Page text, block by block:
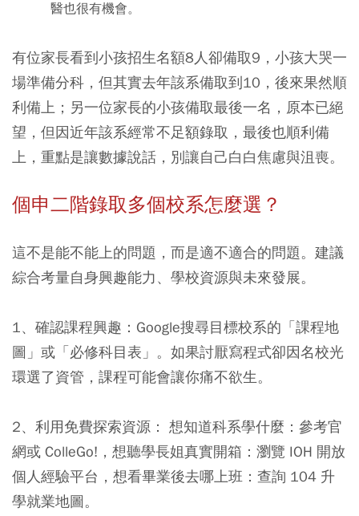
醫也很有機會。
有位家長看到小孩招生名額8人卻備取9，小孩大哭一
場準備分科，但其實去年該系備取到10，後來果然順
利備上；另一位家長的小孩備取最後一名，原本已絕
望，但因近年該系經常不足額錄取，最後也順利備
上，重點是讓數據說話，別讓自己白白焦慮與沮喪。
個申二階錄取多個校系怎麼選？
這不是能不能上的問題，而是適不適合的問題。建議
綜合考量自身興趣能力、學校資源與未來發展。
1、確認課程興趣：Google搜尋目標校系的「課程地
圖」或「必修科目表」。如果討厭寫程式卻因名校光
環選了資管，課程可能會讓你痛不欲生。
2、利用免費探索資源： 想知道科系學什麼：參考官
網或 ColleGo!，想聽學長姐真實開箱：瀏覽 IOH 開放
個人經驗平台，想看畢業後去哪上班：查詢 104 升
學就業地圖。